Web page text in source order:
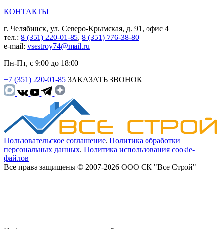
КОНТАКТЫ
г. Челябинск, ул. Северо-Крымская, д. 91, офис 4
тел.: 8 (351) 220-01-85, 8 (351) 776-38-80
e-mail: vsestroy74@mail.ru
Пн-Пт, с 9:00 до 18:00
+7 (351) 220-01-85 ЗАКАЗАТЬ ЗВОНОК
Пользовательское соглашение. Политика обработки
персональных данных. Политика использования cookie-
файлов
Все права защищены © 2007-2026 ООО СК "Все Строй"